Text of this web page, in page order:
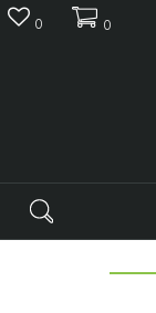
0
0